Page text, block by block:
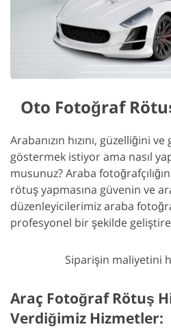
Oto Fotoğraf
Arabanızın hızını, güzelliğini
göstermek istiyor ama nasıl
musunuz? Araba
rötuş yapmasına güvenin ve
düzenleyicilerimiz araba
profesyonel bir şekilde
Siparişin maliyetini
Araç Fotoğraf Rötuş
Verdiğimiz Hizmetler: